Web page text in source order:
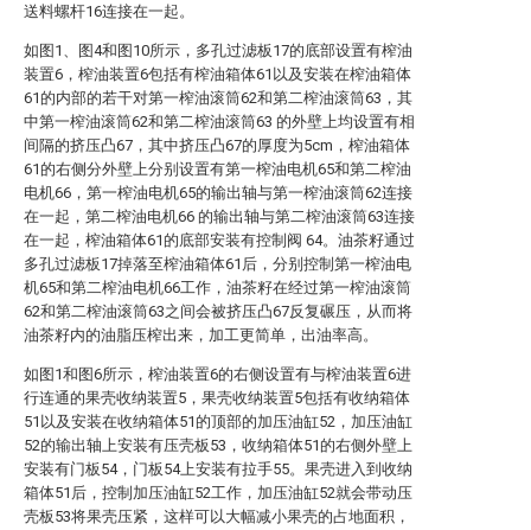
送料螺杆16连接在一起。
如图1、图4和图10所示，多孔过滤板17的底部设置有榨油
装置6，榨油装置6包括有榨油箱体61以及安装在榨油箱体
61的内部的若干对第一榨油滚筒62和第二榨油滚筒63，其
中第一榨油滚筒62和第二榨油滚筒63 的外壁上均设置有相
间隔的挤压凸67，其中挤压凸67的厚度为5cm，榨油箱体
61的右侧分外壁上分别设置有第一榨油电机65和第二榨油
电机66，第一榨油电机65的输出轴与第一榨油滚筒62连接
在一起，第二榨油电机66 的输出轴与第二榨油滚筒63连接
在一起，榨油箱体61的底部安装有控制阀 64。油茶籽通过
多孔过滤板17掉落至榨油箱体61后，分别控制第一榨油电
机65和第二榨油电机66工作，油茶籽在经过第一榨油滚筒
62和第二榨油滚筒63之间会被挤压凸67反复碾压，从而将
油茶籽内的油脂压榨出来，加工更简单，出油率高。
如图1和图6所示，榨油装置6的右侧设置有与榨油装置6进
行连通的果壳收纳装置5，果壳收纳装置5包括有收纳箱体
51以及安装在收纳箱体51的顶部的加压油缸52，加压油缸
52的输出轴上安装有压壳板53，收纳箱体51的右侧外壁上
安装有门板54，门板54上安装有拉手55。果壳进入到收纳
箱体51后，控制加压油缸52工作，加压油缸52就会带动压
壳板53将果壳压紧，这样可以大幅减小果壳的占地面积，